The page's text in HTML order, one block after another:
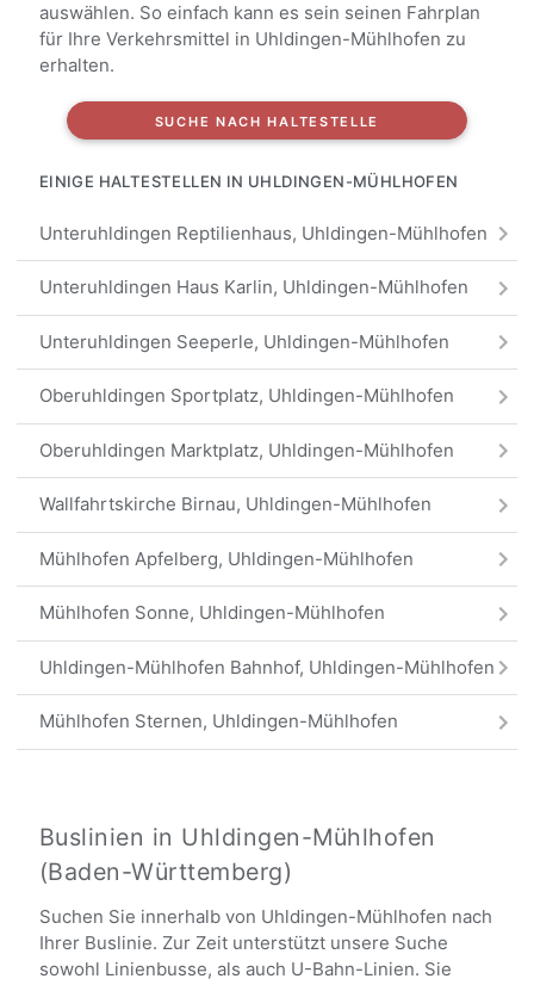
auswählen. So einfach kann es sein seinen Fahrplan
für Ihre Verkehrsmittel in Uhldingen-Mühlhofen zu
erhalten.
SUCHE NACH HALTESTELLE
EINIGE HALTESTELLEN IN UHLDINGEN-MÜHLHOFEN
Unteruhldingen Reptilienhaus, Uhldingen-Mühlhofen
Unteruhldingen Haus Karlin, Uhldingen-Mühlhofen
Unteruhldingen Seeperle, Uhldingen-Mühlhofen
Oberuhldingen Sportplatz, Uhldingen-Mühlhofen
Oberuhldingen Marktplatz, Uhldingen-Mühlhofen
Wallfahrtskirche Birnau, Uhldingen-Mühlhofen
Mühlhofen Apfelberg, Uhldingen-Mühlhofen
Mühlhofen Sonne, Uhldingen-Mühlhofen
Uhldingen-Mühlhofen Bahnhof, Uhldingen-Mühlhofen
Mühlhofen Sternen, Uhldingen-Mühlhofen
UM Unteruhldingen Seefelden, Uhldingen-Mühlhofen
UM Unteruhldingen Bühlerhöhe, Uhldingen-
Mühlhofen
UM Oberuhldingen Mühlenstraße, Uhldingen-
Buslinien in Uhldingen-Mühlhofen
(Baden-Württemberg)
Suchen Sie innerhalb von Uhldingen-Mühlhofen nach
Ihrer Buslinie. Zur Zeit unterstützt unsere Suche
sowohl Linienbusse, als auch U-Bahn-Linien. Sie